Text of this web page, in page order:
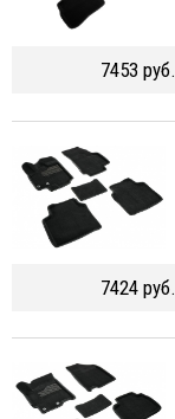
7453 руб.
7424 руб.